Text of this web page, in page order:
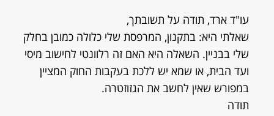
עו"ד ארד, תודה על תשובתך,
שאלתי היא: בתקנון, המרפסת שלי כלולה כמובן בחלק
שלי בבניין. השאלה היא האם זה רלוונטי לחישוב מיסי
ועד הבית, או שמא יש ללכת בעקבות החוק המציין
במפורש שאין לחשב את הגזוזטרה.
תודה